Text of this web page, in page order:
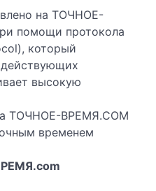
на ТОЧНОЕ-
помощи протокола
который
действующих
высокую
ТОЧНОЕ-ВРЕМЯ.COM
временем